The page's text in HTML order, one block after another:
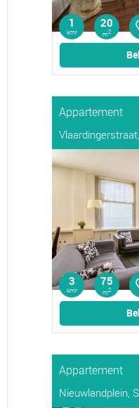
1
kmr
20
m2
Appartement
3
kmr
75
m2
Appartement
Nieuwlandplein,